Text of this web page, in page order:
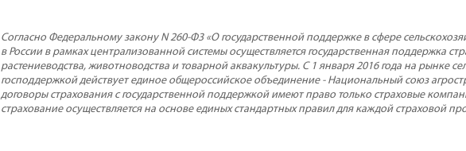
Согласно Федеральному закону N 260-Ф3 «О государственной поддержке в сфере
в России в рамках централизованной системы осуществляется государственная поддержка
растениеводства, животноводства и товарной аквакультуры. С 1 января 2016 года на рынке
господдержкой действует единое общероссийское объединение - Национальный союз
договоры страхования с государственной поддержкой имеют право только страховые
страхование осуществляется на основе единых стандартных правил для каждой страховой